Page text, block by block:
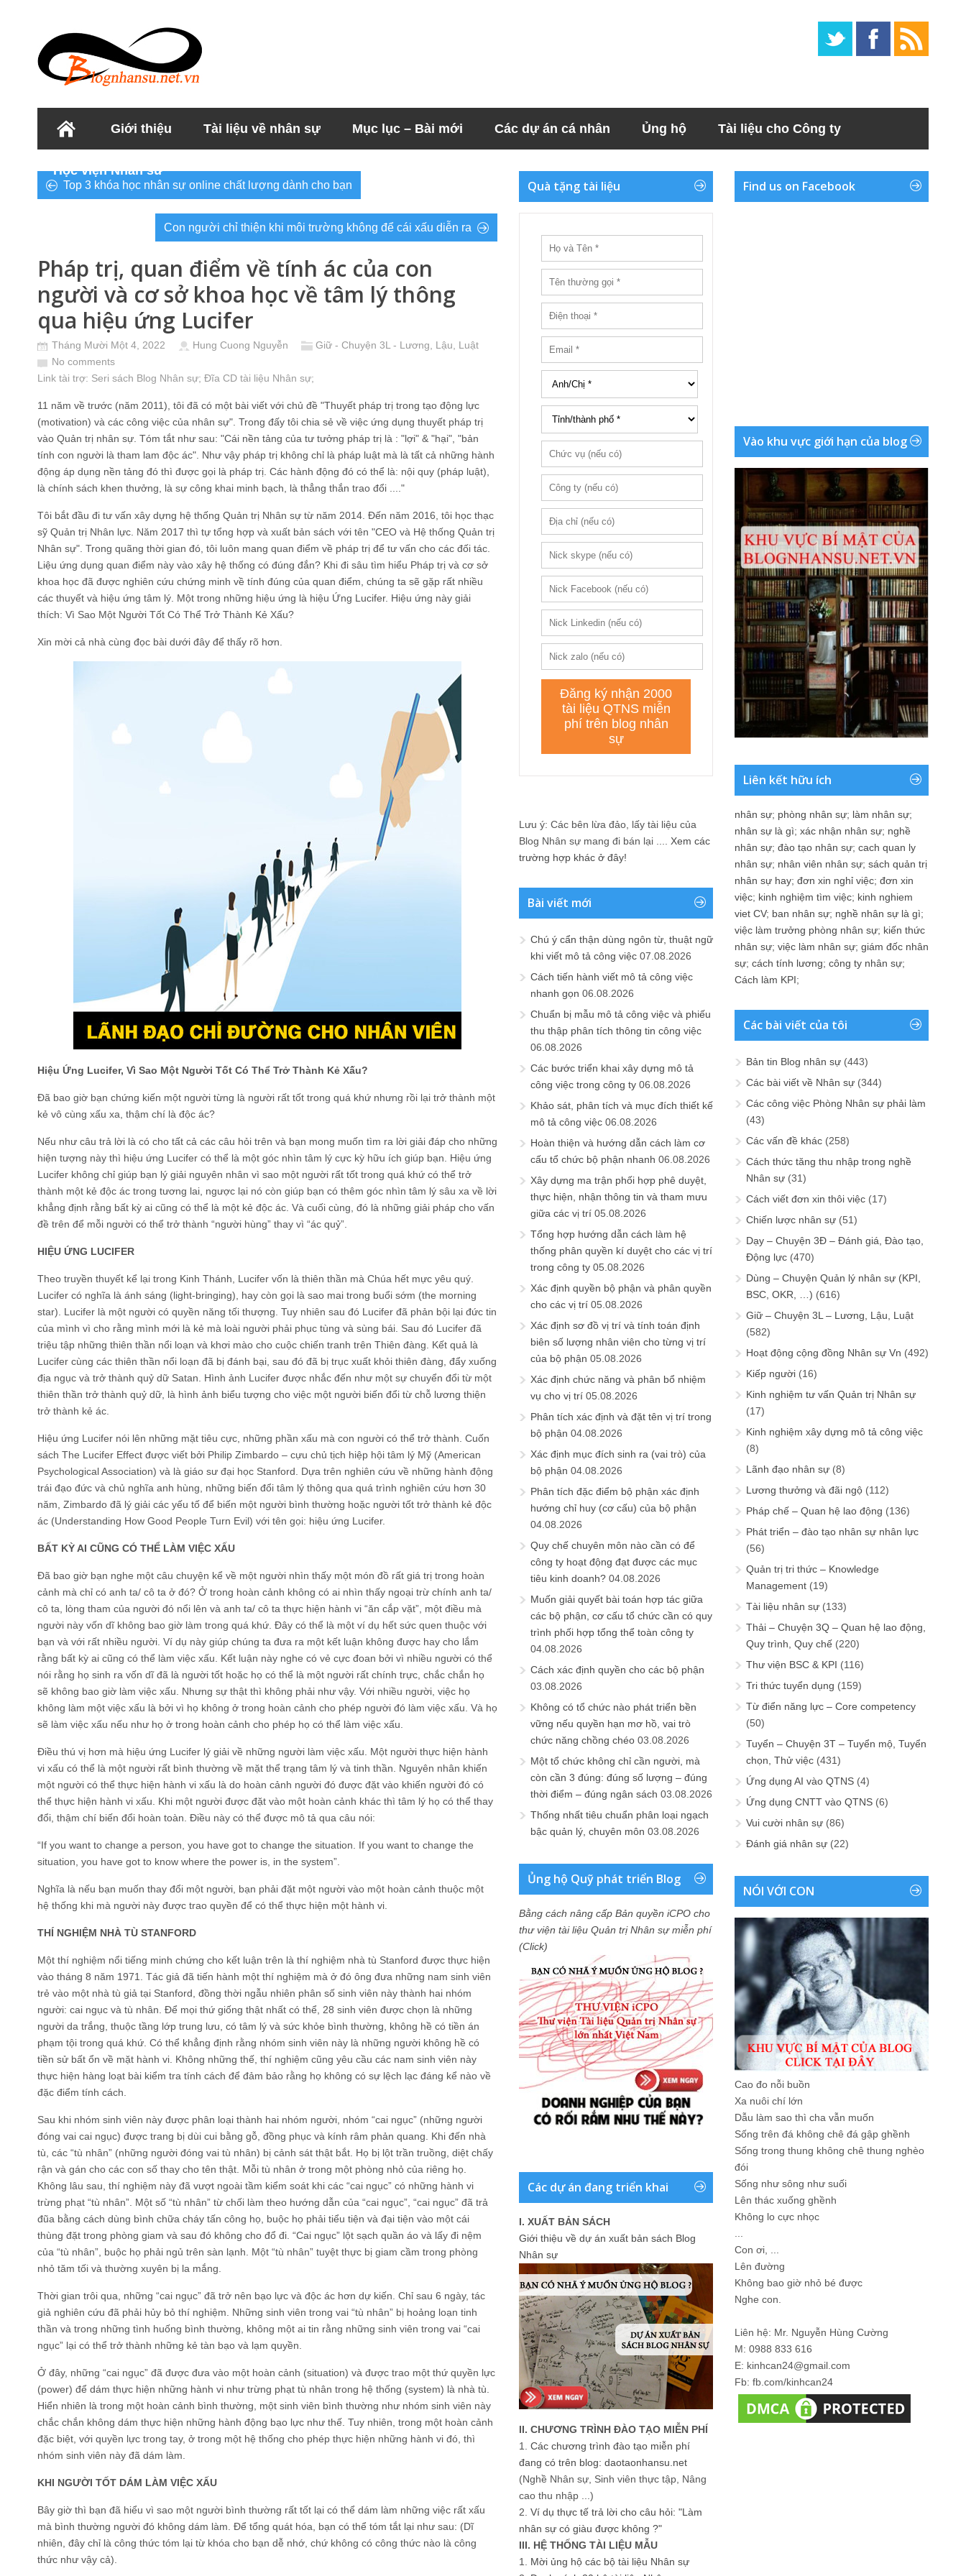
Giới thiệu Tài liệu về nhân sự Mục lục – Bài mới Các dự án cá nhân Ủng hộ Tài liệu cho Công ty
Học viện Nhân sư
Top 3 khóa học nhân sự online chất lượng dành cho bạn
Con người chỉ thiện khi môi trường không để cái xấu diễn ra
Pháp trị, quan điểm về tính ác của con
người và cơ sở khoa học về tâm lý thông
qua hiệu ứng Lucifer
Tháng Mười Một 4, 2022 Hung Cuong Nguyễn
Giữ - Chuyện 3L - Lương, Lậu, Luật
No comments
Link tài trợ: Seri sách Blog Nhân sự; Đĩa CD tài liệu Nhân sự;
11 năm về trước (năm 2011), tôi đã có một bài viết với chủ đề "Thuyết pháp trị trong tạo động lực
(motivation) và các công việc của nhân sự". Trong đấy tôi chia sẻ về việc ứng dụng thuyết pháp trị
vào Quản trị nhân sự. Tóm tắt như sau: "Cái nền tảng của tư tưởng pháp trị là : "lợi" & "hại", "bản
tính con người là tham lam độc ác". Như vậy pháp trị không chỉ là pháp luật mà là tất cả những hành
động áp dụng nền tảng đó thì được gọi là pháp trị. Các hành động đó có thể là: nội quy (pháp luật),
là chính sách khen thưởng, là sự công khai minh bạch, là thẳng thắn trao đổi ...."
Tôi bắt đầu đi tư vấn xây dựng hệ thống Quản trị Nhân sự từ năm 2014. Đến năm 2016, tôi học thạc
sỹ Quản trị Nhân lực. Năm 2017 thì tự tổng hợp và xuất bản sách với tên "CEO và Hệ thống Quản trị
Nhân sự". Trong quãng thời gian đó, tôi luôn mang quan điểm về pháp trị để tư vấn cho các đối tác.
Liệu ứng dụng quan điểm này vào xây hệ thống có đúng đắn? Khi đi sâu tìm hiểu Pháp trị và cơ sở
khoa học đã được nghiên cứu chứng minh về tính đúng của quan điểm, chúng ta sẽ gặp rất nhiều
các thuyết và hiệu ứng tâm lý. Một trong những hiệu ứng là hiệu Ứng Lucifer. Hiệu ứng này giải
thích: Vì Sao Một Người Tốt Có Thể Trở Thành Kẻ Xấu?
Xin mời cả nhà cùng đọc bài dưới đây để thấy rõ hơn.
Hiệu Ứng Lucifer, Vì Sao Một Người Tốt Có Thể Trở Thành Kẻ Xấu?
Đã bao giờ bạn chứng kiến một người từng là người rất tốt trong quá khứ nhưng rồi lại trở thành một
kẻ vô cùng xấu xa, thậm chí là độc ác?
Nếu như câu trả lời là có cho tất cả các câu hỏi trên và bạn mong muốn tìm ra lời giải đáp cho những
hiện tượng này thì hiệu ứng Lucifer có thể là một góc nhìn tâm lý cực kỳ hữu ích giúp bạn. Hiệu ứng
Lucifer không chỉ giúp bạn lý giải nguyên nhân vì sao một người rất tốt trong quá khứ có thể trở
thành một kẻ độc ác trong tương lai, ngược lại nó còn giúp bạn có thêm góc nhìn tâm lý sâu xa về lời
khẳng định rằng bất kỳ ai cũng có thể là một kẻ độc ác. Và cuối cùng, đó là những giải pháp cho vấn
đề trên để mỗi người có thể trở thành “người hùng” thay vì “ác quỷ”.
HIỆU ỨNG LUCIFER
Theo truyền thuyết kể lại trong Kinh Thánh, Lucifer vốn là thiên thần mà Chúa hết mực yêu quý.
Lucifer có nghĩa là ánh sáng (light-bringing), hay còn gọi là sao mai trong buổi sớm (the morning
star). Lucifer là một người có quyền năng tối thượng. Tuy nhiên sau đó Lucifer đã phản bội lại đức tin
của mình vì cho rằng mình mới là kẻ mà loài người phải phục tùng và sùng bái. Sau đó Lucifer đã
triệu tập những thiên thần nổi loạn và khơi mào cho cuộc chiến tranh trên Thiên đàng. Kết quả là
Lucifer cùng các thiên thần nổi loạn đã bị đánh bại, sau đó đã bị trục xuất khỏi thiên đàng, đẩy xuống
địa ngục và trở thành quỷ dữ Satan. Hình ảnh Lucifer được nhắc đến như một sự chuyển đổi từ một
thiên thần trở thành quỷ dữ, là hình ảnh biểu tượng cho việc một người biến đổi từ chỗ lương thiện
trở thành kẻ ác.
Hiệu ứng Lucifer nói lên những mặt tiêu cực, những phần xấu mà con người có thể trở thành. Cuốn
sách The Lucifer Effect được viết bởi Philip Zimbardo – cựu chủ tịch hiệp hội tâm lý Mỹ (American
Psychological Association) và là giáo sư đại học Stanford. Dựa trên nghiên cứu về những hành động
trái đạo đức và chủ nghĩa anh hùng, những biến đổi tâm lý thông qua quá trình nghiên cứu hơn 30
năm, Zimbardo đã lý giải các yếu tố để biến một người bình thường hoặc người tốt trở thành kẻ độc
ác (Understanding How Good People Turn Evil) với tên gọi: hiệu ứng Lucifer.
BẤT KỲ AI CŨNG CÓ THỂ LÀM VIỆC XẤU
Đã bao giờ bạn nghe một câu chuyện kể về một người nhìn thấy một món đồ rất giá trị trong hoàn
cảnh mà chỉ có anh ta/ cô ta ở đó? Ở trong hoàn cảnh không có ai nhìn thấy ngoại trừ chính anh ta/
cô ta, lòng tham của người đó nổi lên và anh ta/ cô ta thực hiện hành vi “ăn cắp vặt”, một điều mà
người này vốn dĩ không bao giờ làm trong quá khứ. Đây có thể là một ví dụ hết sức quen thuộc với
bạn và với rất nhiều người. Ví dụ này giúp chúng ta đưa ra một kết luận không được hay cho lắm
rằng bất kỳ ai cũng có thể làm việc xấu. Kết luận này nghe có vẻ cực đoan bởi vì nhiều người có thể
nói rằng họ sinh ra vốn dĩ đã là người tốt hoặc họ có thể là một người rất chính trực, chắc chắn họ
sẽ không bao giờ làm việc xấu. Nhưng sự thật thì không phải như vậy. Với nhiều người, việc họ
không làm một việc xấu là bởi vì họ không ở trong hoàn cảnh cho phép người đó làm việc xấu. Và họ
sẽ làm việc xấu nếu như họ ở trong hoàn cảnh cho phép họ có thể làm việc xấu.
Điều thú vị hơn mà hiệu ứng Lucifer lý giải về những người làm việc xấu. Một người thực hiện hành
vi xấu có thể là một người rất bình thường về mặt thể trạng tâm lý và tinh thần. Nguyên nhân khiến
một người có thể thực hiện hành vi xấu là do hoàn cảnh người đó được đặt vào khiến người đó có
thể thực hiện hành vi xấu. Khi một người được đặt vào một hoàn cảnh khác thì tâm lý họ có thể thay
đổi, thậm chí biến đổi hoàn toàn. Điều này có thể được mô tả qua câu nói:
“If you want to change a person, you have got to change the situation. If you want to change the
situation, you have got to know where the power is, in the system”.
Nghĩa là nếu bạn muốn thay đổi một người, bạn phải đặt một người vào một hoàn cảnh thuộc một
hệ thống khi mà người này được trao quyền để có thể thực hiện một hành vi.
THÍ NGHIỆM NHÀ TÙ STANFORD
Một thí nghiệm nổi tiếng minh chứng cho kết luận trên là thí nghiệm nhà tù Stanford được thực hiện
vào tháng 8 năm 1971. Tác giả đã tiến hành một thí nghiệm mà ở đó ông đưa những nam sinh viên
trẻ vào một nhà tù giả tại Stanford, đồng thời ngẫu nhiên phân số sinh viên này thành hai nhóm
người: cai ngục và tù nhân. Để mọi thứ giống thật nhất có thể, 28 sinh viên được chọn là những
người da trắng, thuộc tầng lớp trung lưu, có tâm lý và sức khỏe bình thường, không hề có tiền án
phạm tội trong quá khứ. Có thể khẳng định rằng nhóm sinh viên này là những người không hề có
tiền sử bất ổn về mặt hành vi. Không những thế, thí nghiệm cũng yêu cầu các nam sinh viên này
thực hiện hàng loạt bài kiểm tra tính cách để đảm bảo rằng họ không có sự lệch lạc đáng kể nào về
đặc điểm tính cách.
Sau khi nhóm sinh viên này được phân loại thành hai nhóm người, nhóm “cai ngục” (những người
đóng vai cai ngục) được trang bị dùi cui bằng gỗ, đồng phục và kính râm phản quang. Khi đến nhà
tù, các “tù nhân” (những người đóng vai tù nhân) bị cảnh sát thật bắt. Họ bị lột trần truồng, diệt chấy
rận và gán cho các con số thay cho tên thật. Mỗi tù nhân ở trong một phòng nhỏ của riêng họ.
Không lâu sau, thí nghiệm này đã vượt ngoài tầm kiểm soát khi các “cai ngục” có những hành vi
trừng phạt “tù nhân”. Một số “tù nhân” từ chối làm theo hướng dẫn của “cai ngục”, “cai ngục” đã trả
đũa bằng cách dùng bình chữa cháy tấn công họ, buộc họ phải tiểu tiện và đại tiện vào một cái
thùng đặt trong phòng giam và sau đó không cho đổ đi. “Cai ngục” lột sạch quần áo và lấy đi nệm
của “tù nhân”, buộc họ phải ngủ trên sàn lạnh. Một “tù nhân” tuyệt thực bị giam cầm trong phòng
nhỏ tăm tối và thường xuyên bị la mắng.
Thời gian trôi qua, những “cai ngục” đã trở nên bạo lực và độc ác hơn dự kiến. Chỉ sau 6 ngày, tác
giả nghiên cứu đã phải hủy bỏ thí nghiệm. Những sinh viên trong vai “tù nhân” bị hoảng loạn tinh
thần và trong những tình huống bình thường, không một ai tin rằng những sinh viên trong vai “cai
ngục” lại có thể trở thành những kẻ tàn bạo và lạm quyền.
Ở đây, những “cai ngục” đã được đưa vào một hoàn cảnh (situation) và được trao một thứ quyền lực
(power) để dám thực hiện những hành vi như trừng phạt tù nhân trong hệ thống (system) là nhà tù.
Hiển nhiên là trong một hoàn cảnh bình thường, một sinh viên bình thường như nhóm sinh viên này
chắc chắn không dám thực hiện những hành động bạo lực như thế. Tuy nhiên, trong một hoàn cảnh
đặc biệt, với quyền lực trong tay, ở trong một hệ thống cho phép thực hiện những hành vi đó, thì
nhóm sinh viên này đã dám làm.
KHI NGƯỜI TỐT DÁM LÀM VIỆC XẤU
Bây giờ thì bạn đã hiểu vì sao một người bình thường rất tốt lại có thể dám làm những việc rất xấu
mà bình thường người đó không dám làm. Để tổng quát hóa, bạn có thể tóm tắt lại như sau: (Dĩ
nhiên, đây chỉ là công thức tóm lại từ khóa cho bạn dễ nhớ, chứ không có công thức nào là công
thức như vậy cả).
Quà tặng tài liệu
Lưu ý: Các bên lừa đảo, lấy tài liệu của
Blog Nhân sự mang đi bán lại .... Xem các
trường hợp khác ở đây!
Bài viết mới
Chú ý cẩn thận dùng ngôn từ, thuật ngữ
khi viết mô tả công việc 07.08.2026
Cách tiến hành viết mô tả công việc
nhanh gọn 06.08.2026
Chuẩn bị mẫu mô tả công việc và phiếu
thu thập phân tích thông tin công việc
06.08.2026
Các bước triển khai xây dựng mô tả
công việc trong công ty 06.08.2026
Khảo sát, phân tích và mục đích thiết kế
mô tả công việc 06.08.2026
Hoàn thiện và hướng dẫn cách làm cơ
cấu tổ chức bộ phận nhanh 06.08.2026
Xây dựng ma trận phối hợp phê duyệt,
thực hiện, nhận thông tin và tham mưu
giữa các vị trí 05.08.2026
Tổng hợp hướng dẫn cách làm hệ
thống phân quyền kí duyệt cho các vị trí
trong công ty 05.08.2026
Xác định quyền bộ phận và phân quyền
cho các vị trí 05.08.2026
Xác định sơ đồ vị trí và tính toán định
biên số lượng nhân viên cho từng vị trí
của bộ phận 05.08.2026
Xác định chức năng và phân bổ nhiệm
vụ cho vị trí 05.08.2026
Phân tích xác định và đặt tên vị trí trong
bộ phận 04.08.2026
Xác định mục đích sinh ra (vai trò) của
bộ phận 04.08.2026
Phân tích đặc điểm bộ phận xác định
hướng chỉ huy (cơ cấu) của bộ phận
04.08.2026
Quy chế chuyên môn nào cần có để
công ty hoạt động đạt được các mục
tiêu kinh doanh? 04.08.2026
Muốn giải quyết bài toán hợp tác giữa
các bộ phận, cơ cấu tổ chức cần có quy
trình phối hợp tổng thể toàn công ty
04.08.2026
Cách xác định quyền cho các bộ phận
03.08.2026
Không có tổ chức nào phát triển bền
vững nếu quyền hạn mơ hồ, vai trò
chức năng chồng chéo 03.08.2026
Một tổ chức không chỉ cần người, mà
còn cần 3 đúng: đúng số lượng – đúng
thời điểm – đúng ngân sách 03.08.2026
Thống nhất tiêu chuẩn phân loại ngạch
bậc quản lý, chuyên môn 03.08.2026
Ủng hộ Quỹ phát triển Blog
Bằng cách nâng cấp Bản quyền iCPO cho
thư viện tài liệu Quản trị Nhân sự miễn phí
(Click)
Các dự án đang triển khai
I. XUẤT BẢN SÁCH
Giới thiệu về dự án xuất bản sách Blog
Nhân sự
II. CHƯƠNG TRÌNH ĐÀO TẠO MIỄN PHÍ
1. Các chương trình đào tạo miễn phí
đang có trên blog: daotaonhansu.net
(Nghề Nhân sự, Sinh viên thực tập, Nâng
cao thu nhập ...)
2. Ví dụ thực tế trả lời cho câu hỏi: "Làm
nhân sự có giàu được không ?"
III. HỆ THỐNG TÀI LIỆU MẪU
1. Mời ủng hộ các bộ tài liệu Nhân sự
Find us on Facebook
Vào khu vực giới hạn của blog
Liên kết hữu ích
nhân sự; phòng nhân sự; làm nhân sự;
nhân sự là gì; xác nhận nhân sự; nghề
nhân sự; đào tạo nhân sự; cach quan ly
nhân sự; nhân viên nhân sự; sách quản trị
nhân sự hay; đơn xin nghỉ việc; đơn xin
việc; kinh nghiệm tìm việc; kinh nghiem
viet CV; ban nhân sự; nghề nhân sự là gì;
việc làm trưởng phòng nhân sự; kiến thức
nhân sự; việc làm nhân sự; giám đốc nhân
sự; cách tính lương; công ty nhân sự;
Cách làm KPI;
Các bài viết của tôi
Bản tin Blog nhân sự (443)
Các bài viết về Nhân sự (344)
Các công việc Phòng Nhân sự phải làm
(43)
Các vấn đề khác (258)
Cách thức tăng thu nhập trong nghề
Nhân sự (31)
Cách viết đơn xin thôi việc (17)
Chiến lược nhân sự (51)
Dạy – Chuyện 3Đ – Đánh giá, Đào tạo,
Động lực (470)
Dùng – Chuyện Quản lý nhân sự (KPI,
BSC, OKR, …) (616)
Giữ – Chuyện 3L – Lương, Lậu, Luật
(582)
Hoạt động cộng đồng Nhân sự Vn (492)
Kiếp người (16)
Kinh nghiệm tư vấn Quản trị Nhân sự
(17)
Kinh nghiệm xây dựng mô tả công việc
(8)
Lãnh đạo nhân sự (8)
Lương thưởng và đãi ngộ (112)
Pháp chế – Quan hệ lao động (136)
Phát triển – đào tạo nhân sự nhân lực
(56)
Quản trị tri thức – Knowledge
Management (19)
Tài liệu nhân sự (133)
Thải – Chuyện 3Q – Quan hệ lao động,
Quy trình, Quy chế (220)
Thư viện BSC & KPI (116)
Tri thức tuyển dụng (159)
Từ điển năng lực – Core competency
(50)
Tuyển – Chuyện 3T – Tuyển mộ, Tuyển
chọn, Thử việc (431)
Ứng dụng AI vào QTNS (4)
Ứng dụng CNTT vào QTNS (6)
Vui cười nhân sự (86)
Đánh giá nhân sự (22)
NÓI VỚI CON
Cao đo nỗi buồn
Xa nuôi chí lớn
Dẫu làm sao thì cha vẫn muốn
Sống trên đá không chê đá gập ghềnh
Sống trong thung không chê thung nghèo
đói
Sống như sông như suối
Lên thác xuống ghềnh
Không lo cực nhọc
Con ơi, ...
Lên đường
Không bao giờ nhỏ bé được
Nghe con.
Liên hệ: Mr. Nguyễn Hùng Cường
M: 0988 833 616
E: kinhcan24@gmail.com
Fb: fb.com/kinhcan24